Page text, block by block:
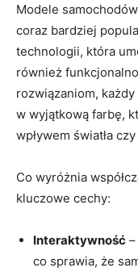
Modele
coraz bardziej
technologii, która
również
rozwiązaniom,
w wyjątkową farbę,
wpływem światła
Co wyróżnia
kluczowe cechy:
Interaktywność
co sprawia, że